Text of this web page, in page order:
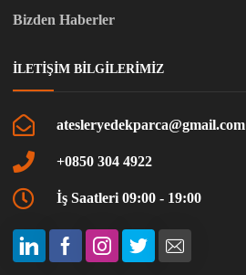
Bizden Haberler
İLETIŞIM BILGILERIMIZ
atesleryedekparca@gmail.com
+0850 304 4922
İş Saatleri 09:00 - 19:00